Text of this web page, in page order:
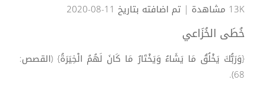
13K مشاهدة | تم اضافته بتاريخ 11-08-2020
خُطَى الخُزَاعي
{وَرَبُّكَ يَخْلُقُ مَا يَشَاءُ وَيَخْتَارُ مَا كَانَ لَهُمُ الْخِيَرَةُ} (القصص:
68).